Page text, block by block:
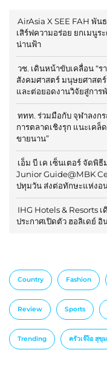
AirAsia X SEE FAH พัน
เสิร์ฟความอร่อย ยกเมนูร
น่านฟ้า
วช. เดินหน้าขับเคลื่อน “
สังคมศาสตร์ มนุษยศาสต
และต่อยอดงานวิจัยสู่การ
ททท. ร่วมมือกับ จุฬาลงก
การตลาดเชิงรุก แนะเคล็
ขายนาน”
เอ็ม บี เค เซ็นเตอร์ จัดพิ
Junior Guide@MBK
ปทุมวัน ส่งต่อทักษะแห่งอ
IHG Hotels & Resorts
ประกาศเปิดตัว ฮอลิเดย์ อิ
Country Fashion
Review Sports
Trending ครัวเจ๊ง้อ สุขุ